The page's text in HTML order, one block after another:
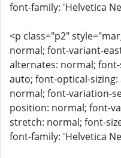
font-family: 'Helvetica
<p class="p2"
normal; font-variant-
alternates: normal;
auto; font-optical-
normal; font-variation-
position: normal; font-
stretch: normal; font-
font-family: 'Helvetica